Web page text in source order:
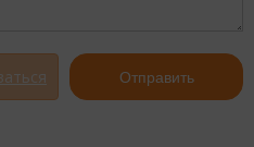
Отправить